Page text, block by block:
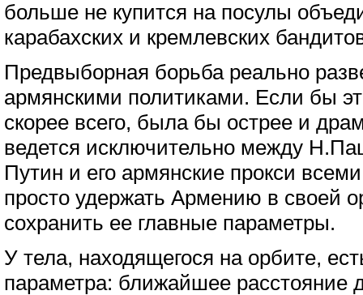
больше не купится на посулы
карабахских и кремлевских
Предвыборная борьба реально
армянскими политиками. Если бы
скорее всего, была бы острее и
ведется исключительно между
Путин и его армянские прокси
просто удержать Армению в своей
сохранить ее главные параметры.
У тела, находящегося на орбите,
параметра: ближайшее расстояние